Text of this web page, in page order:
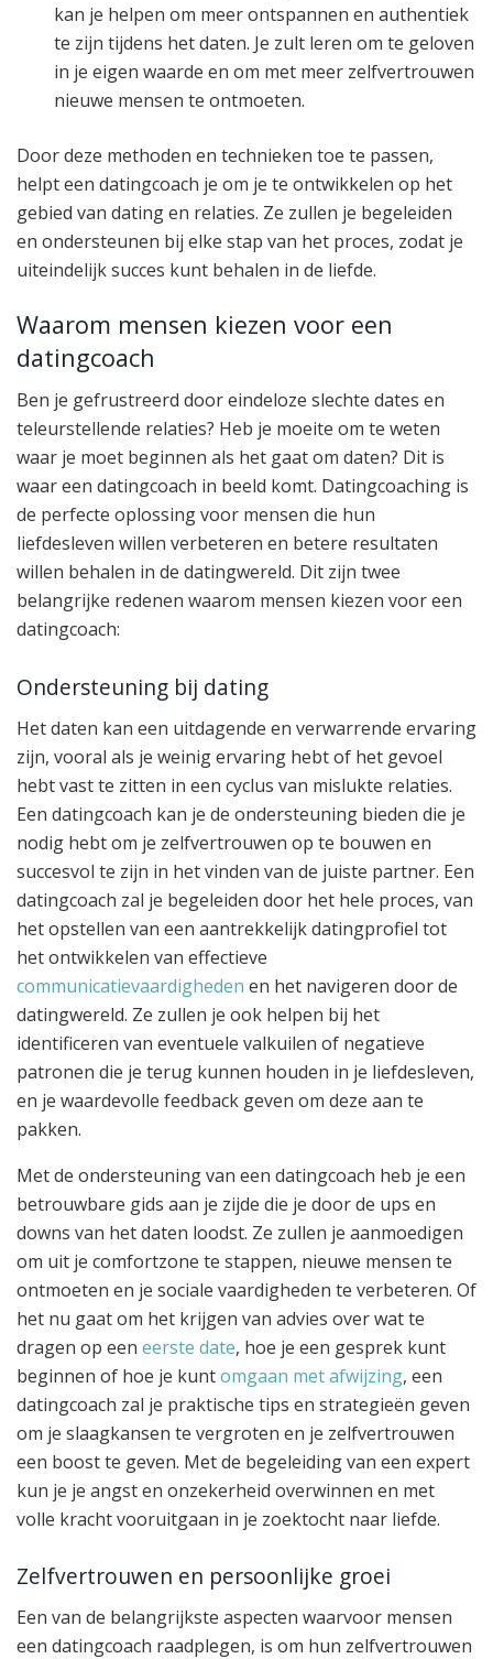
kan je helpen om meer ontspannen en authentiek
te zijn tijdens het daten. Je zult leren om te geloven
in je eigen waarde en om met meer zelfvertrouwen
nieuwe mensen te ontmoeten.
Door deze methoden en technieken toe te passen,
helpt een datingcoach je om je te ontwikkelen op het
gebied van dating en relaties. Ze zullen je begeleiden
en ondersteunen bij elke stap van het proces, zodat je
uiteindelijk succes kunt behalen in de liefde.
Waarom mensen kiezen voor een
datingcoach
Ben je gefrustreerd door eindeloze slechte dates en
teleurstellende relaties? Heb je moeite om te weten
waar je moet beginnen als het gaat om daten? Dit is
waar een datingcoach in beeld komt. Datingcoaching is
de perfecte oplossing voor mensen die hun
liefdesleven willen verbeteren en betere resultaten
willen behalen in de datingwereld. Dit zijn twee
belangrijke redenen waarom mensen kiezen voor een
datingcoach:
Ondersteuning bij dating
Het daten kan een uitdagende en verwarrende ervaring
zijn, vooral als je weinig ervaring hebt of het gevoel
hebt vast te zitten in een cyclus van mislukte relaties.
Een datingcoach kan je de ondersteuning bieden die je
nodig hebt om je zelfvertrouwen op te bouwen en
succesvol te zijn in het vinden van de juiste partner. Een
datingcoach zal je begeleiden door het hele proces, van
het opstellen van een aantrekkelijk datingprofiel tot
het ontwikkelen van effectieve
communicatievaardigheden en het navigeren door de
datingwereld. Ze zullen je ook helpen bij het
identificeren van eventuele valkuilen of negatieve
patronen die je terug kunnen houden in je liefdesleven,
en je waardevolle feedback geven om deze aan te
pakken.
Met de ondersteuning van een datingcoach heb je een
betrouwbare gids aan je zijde die je door de ups en
downs van het daten loodst. Ze zullen je aanmoedigen
om uit je comfortzone te stappen, nieuwe mensen te
ontmoeten en je sociale vaardigheden te verbeteren. Of
het nu gaat om het krijgen van advies over wat te
dragen op een eerste date, hoe je een gesprek kunt
beginnen of hoe je kuntomgaan met afwijzing, een
datingcoach zal je praktische tips en strategieën geven
om je slaagkansen te vergroten en je zelfvertrouwen
een boost te geven. Met de begeleiding van een expert
kun je je angst en onzekerheid overwinnen en met
volle kracht vooruitgaan in je zoektocht naar liefde.
Zelfvertrouwen en persoonlijke groei
Een van de belangrijkste aspecten waarvoor mensen
een datingcoach raadplegen, is om hun zelfvertrouwen